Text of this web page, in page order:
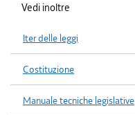
Vedi inoltre
Iter delle leggi
Costituzione
Manuale tecniche legislative